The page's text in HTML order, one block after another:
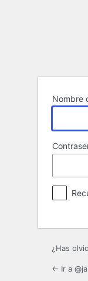
Nombre
¿Has
← Ir a